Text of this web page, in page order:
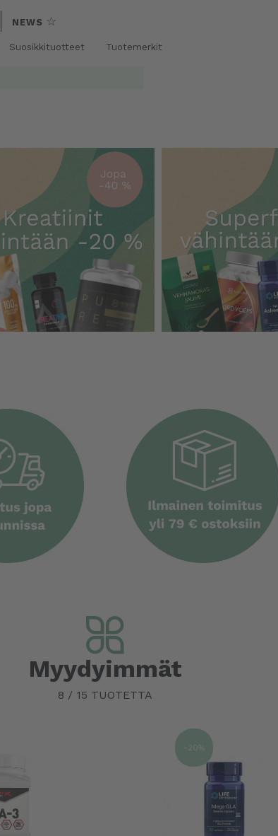
NEWS ☆
Suosikkituotteet Tuotemerkit
Myydyimmät
8 / 15 TUOTETTA
-20%